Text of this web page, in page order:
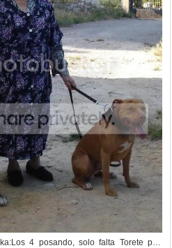
Los 4 posando, solo falta Torete para